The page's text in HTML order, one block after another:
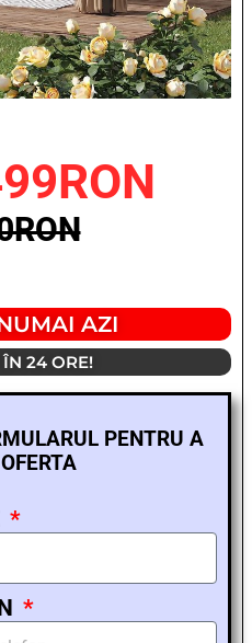
AZI
24 ORE!
PENTRU A